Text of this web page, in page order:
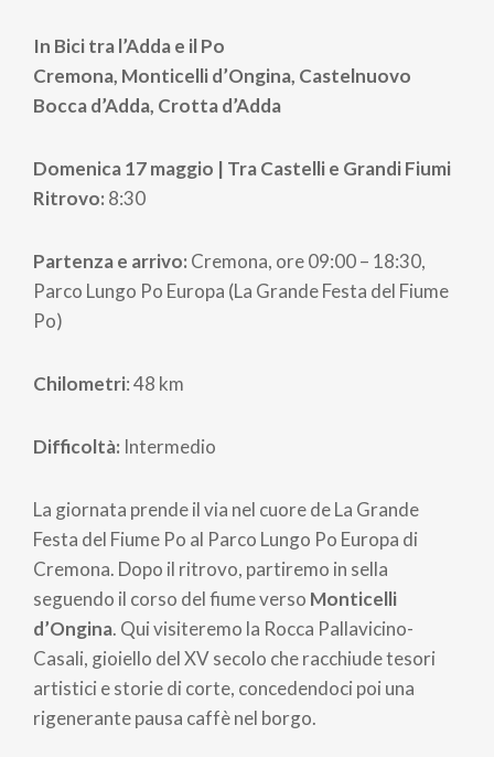
In Bici tra l’Adda e il Po
Cremona, Monticelli d’Ongina, Castelnuovo
Bocca d’Adda, Crotta d’Adda
Domenica 17 maggio | Tra Castelli e Grandi Fiumi
Ritrovo: 8:30
Partenza e arrivo: Cremona, ore 09:00 – 18:30,
Parco Lungo Po Europa (La Grande Festa del Fiume
Po)
Chilometri: 48 km
Difficoltà: Intermedio
La giornata prende il via nel cuore de La Grande
Festa del Fiume Po al Parco Lungo Po Europa di
Cremona. Dopo il ritrovo, partiremo in sella
seguendo il corso del fiume verso Monticelli
d’Ongina. Qui visiteremo la Rocca Pallavicino-
Casali, gioiello del XV secolo che racchiude tesori
artistici e storie di corte, concedendoci poi una
rigenerante pausa caffè nel borgo.